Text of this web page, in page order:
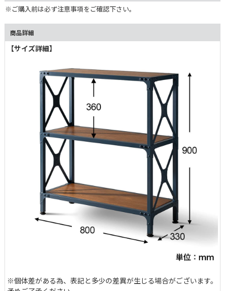
素材の個性を生かしたデザイン
棚板には温もりと風合いを感じられるラバーウッドの無垢材を使
用。天然木が持つ自然な表情をそのまま愉しめます。フレームには
マット塗装のスチールを採用。木と金属、それぞれの質感が引き立
※ご購入前は必ず注意事項をご確認下さい。
商品詳細
【サイズ詳細】
※個体差がある為、表記と多少の差異が生じる場合がございます。